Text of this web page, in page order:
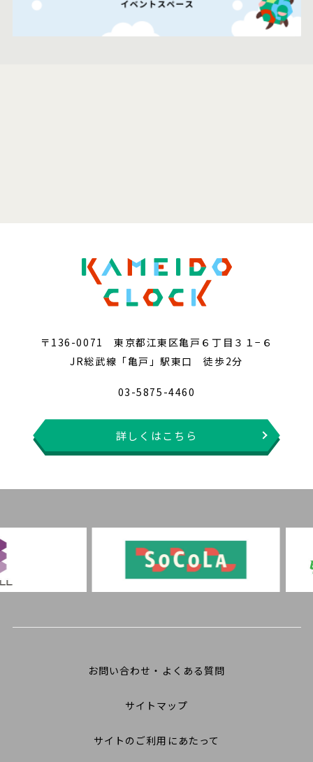
〒136-0071 東京都江東区亀戸６丁目３１−６
JR総武線「亀戸」駅東口 徒歩2分
03-5875-4460
詳しくはこちら
お問い合わせ・よくある質問
サイトマップ
サイトのご利用にあたって